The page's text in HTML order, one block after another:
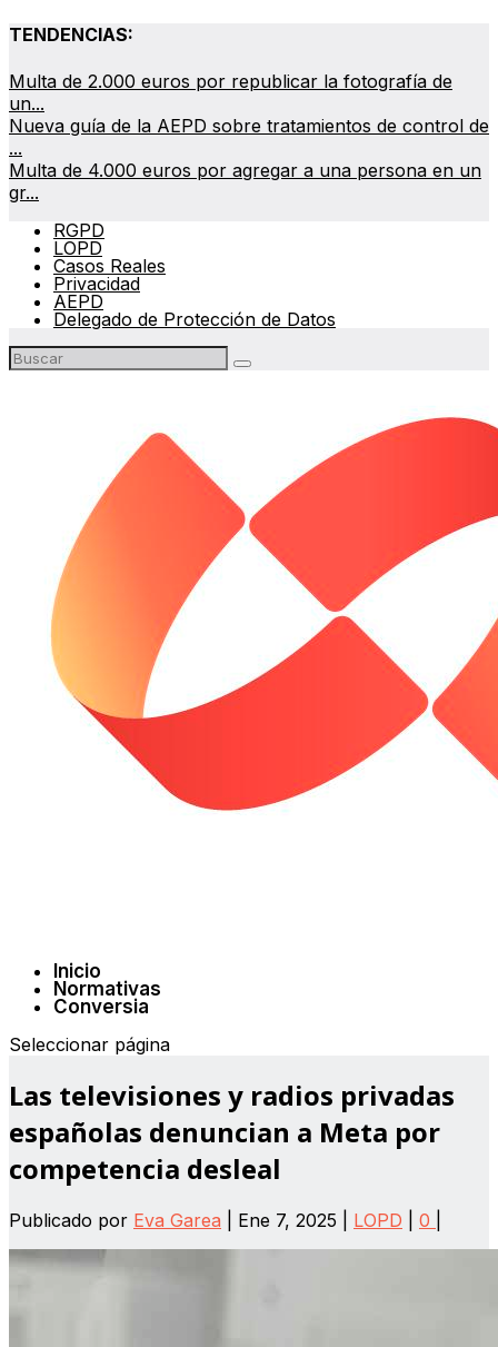
TENDENCIAS:
Multa de 2.000 euros por republicar la fotografía de
un...
Nueva guía de la AEPD sobre tratamientos de control de
...
Multa de 4.000 euros por agregar a una persona en un
gr...
RGPD
LOPD
Casos Reales
Privacidad
AEPD
Delegado de Protección de Datos
Inicio
Normativas
Conversia
Seleccionar página
Las televisiones y radios privadas
españolas denuncian a Meta por
competencia desleal
Publicado por Eva Garea Ene 7, 2025 LOPD 0